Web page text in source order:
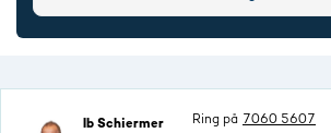
Ib Schiermer
Ring på 7060 5607